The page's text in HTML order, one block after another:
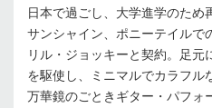
日本で過ごし、大学進学のため
サンシャイン、ポニーテイルで
リル・ジョッキーと契約。足元
を駆使し、ミニマルでカラフル
万華鏡のごときギター・パフォ